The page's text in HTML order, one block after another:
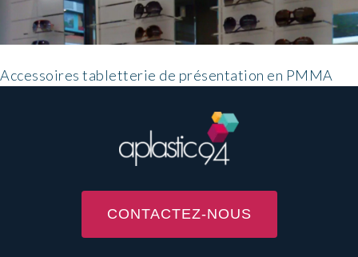
Accessoires tabletterie de présentation en PMMA
CONTACTEZ-NOUS